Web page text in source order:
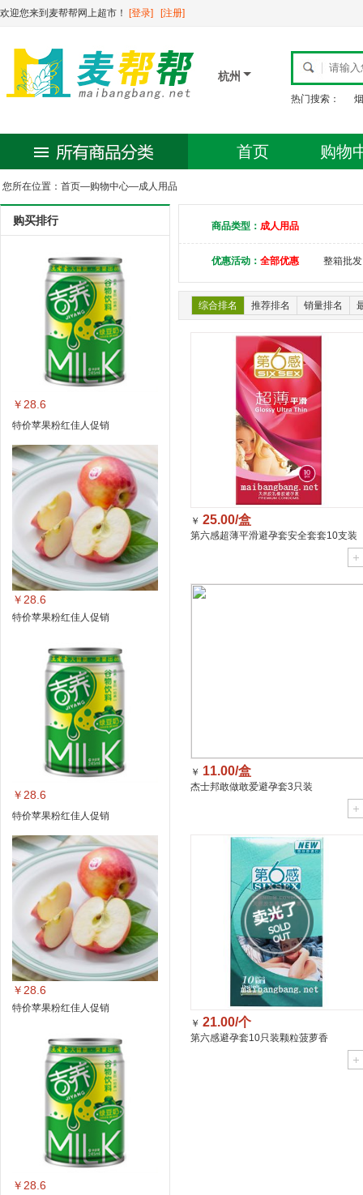
欢迎您来到麦帮帮网上超市！ [登录] [注册]
杭州
热门搜索： 烟
首页 购物
您所在位置： 首页—购物中心—成人用品
购买排行
￥28.6
特价苹果粉红佳人促销
￥28.6
特价苹果粉红佳人促销
￥28.6
特价苹果粉红佳人促销
￥28.6
特价苹果粉红佳人促销
￥28.6
商品类型： 成人用品
优惠活动： 全部优惠 整箱批发
综合排名 推荐排名 销量排名
￥ 25.00/盒
第六感超薄平滑避孕套安全套套10支装
￥ 11.00/盒
杰士邦敢做敢爱避孕套3只装
￥ 21.00/个
第六感避孕套10只装颗粒菠萝香